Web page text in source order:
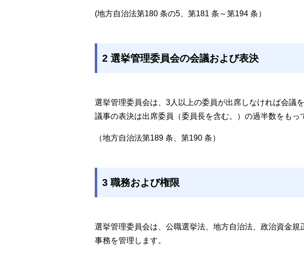
(地方自治法第180 条の5、第181 条～第194 条）
2 選挙管理委員会の会議および表決
選挙管理委員会は、3人以上の委員が出席しなければ会議
議事の表決は出席委員（委員長を含む。）の過半数をも
（地方自治法第189 条、第190 条）
3 職務および権限
選挙管理委員会は、公職選挙法、地方自治法、政治資金
事務を管理します。